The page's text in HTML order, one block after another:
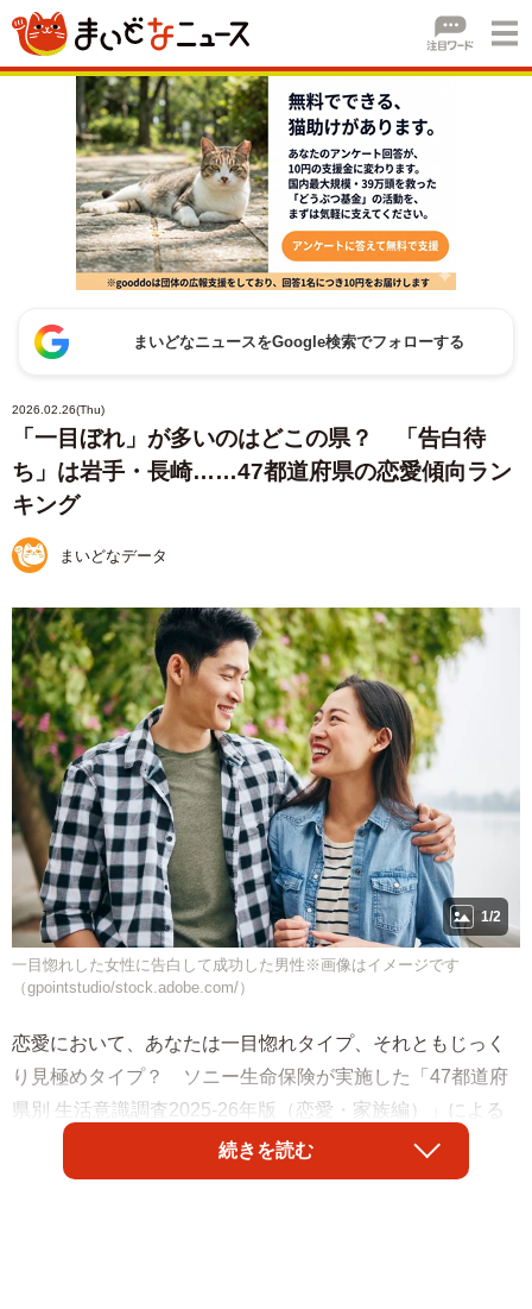
まいどなニュースをGoogle検索でフォローする
2026.02.26(Thu)
「一目ぼれ」が多いのはどこの県？ 「告白待
ち」は岩手・長崎……47都道府県の恋愛傾向ラン
キング
まいどなデータ
1/2
一目惚れした女性に告白して成功した男性※画像はイメージです
（gpointstudio/stock.adobe.com/）
恋愛において、あなたは一目惚れタイプ、それともじっく
り見極めタイプ？ ソニー生命保険が実施した「47都道府
県別 生活意識調査2025-26年版（恋愛・家族編）」による
と、恋愛タイプは都道府県で明らかな傾向がありました。
続きを読む